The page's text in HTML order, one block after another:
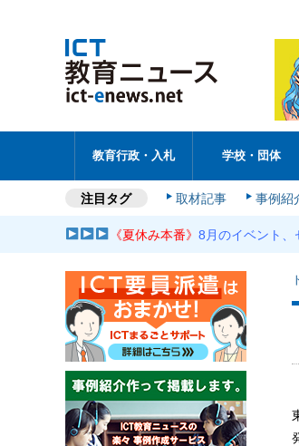
教育行政・入札 学校・団体
注目タグ 取材記事 事例紹
《夏休み本番》8月のイベント、